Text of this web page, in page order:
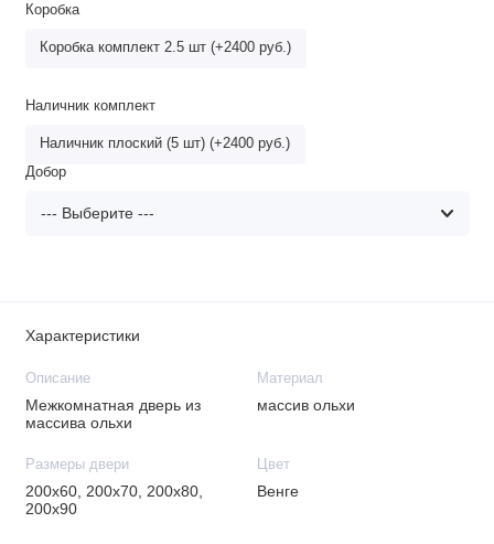
Коробка
Коробка комплект 2.5 шт (+2400 руб.)
Наличник комплект
Наличник плоский (5 шт) (+2400 руб.)
Добор
Характеристики
Описание
Межкомнатная дверь из
массива ольхи
Материал
массив ольхи
Размеры двери
200х60, 200х70, 200х80,
200х90
Цвет
Венге